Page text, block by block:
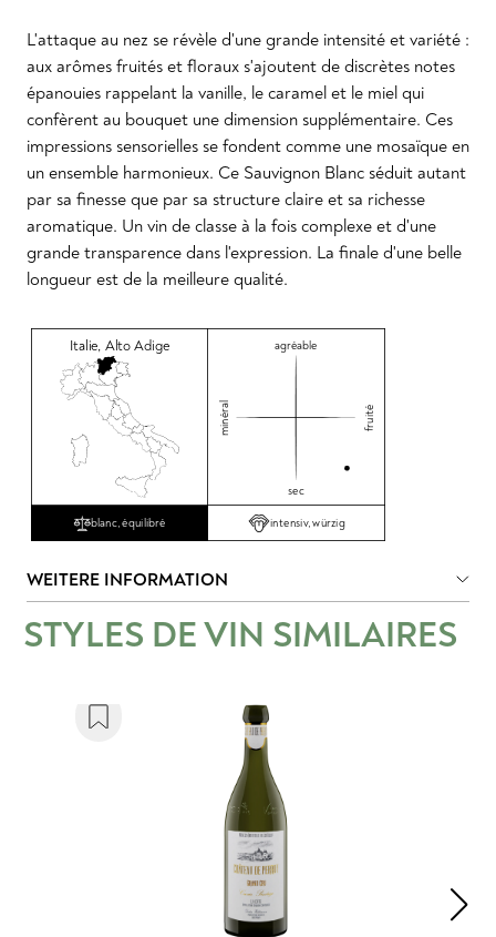
L'attaque au nez se révèle d'une grande intensité et variété :
aux arômes fruités et floraux s'ajoutent de discrètes notes
épanouies rappelant la vanille, le caramel et le miel qui
confèrent au bouquet une dimension supplémentaire. Ces
impressions sensorielles se fondent comme une mosaïque en
un ensemble harmonieux. Ce Sauvignon Blanc séduit autant
par sa finesse que par sa structure claire et sa richesse
aromatique. Un vin de classe à la fois complexe et d'une
grande transparence dans l'expression. La finale d'une belle
longueur est de la meilleure qualité.
Italie, Alto Adige agréable
minéral fruité
sec
blanc, équilibré intensiv, würzig
WEITERE INFORMATION
STYLES DE VIN SIMILAIRES